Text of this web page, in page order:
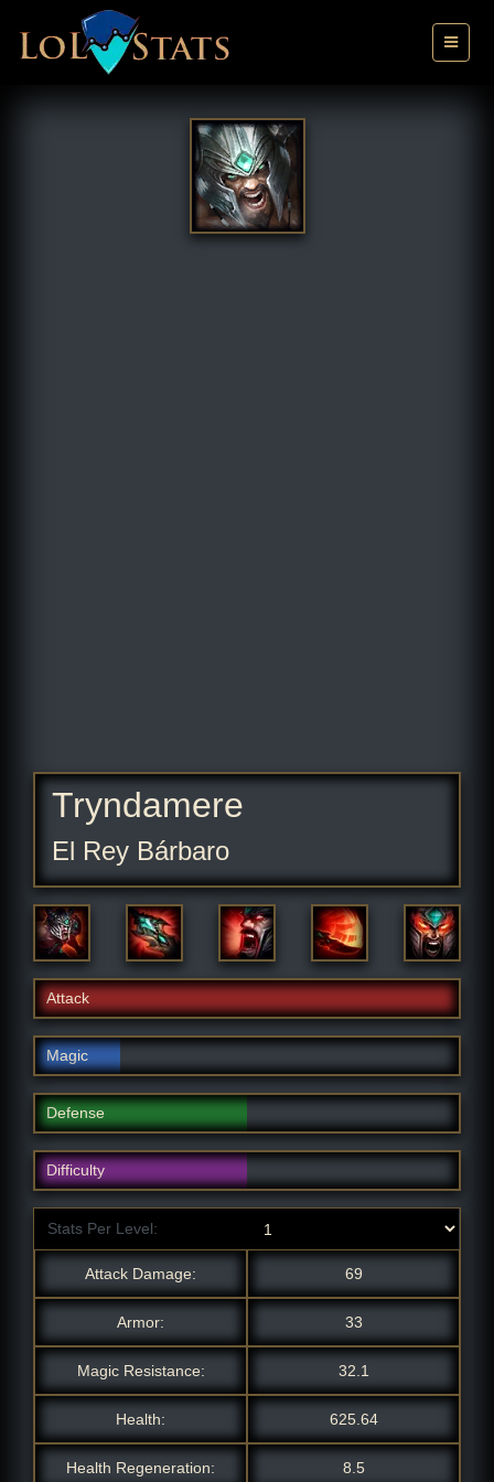
Tryndamere
El Rey Bárbaro
Attack
Magic
Defense
Difficulty
Stats Per Level:
Attack Damage: 69
Armor: 33
Magic Resistance: 32.1
Health: 625.64
Health Regeneration: 8.5